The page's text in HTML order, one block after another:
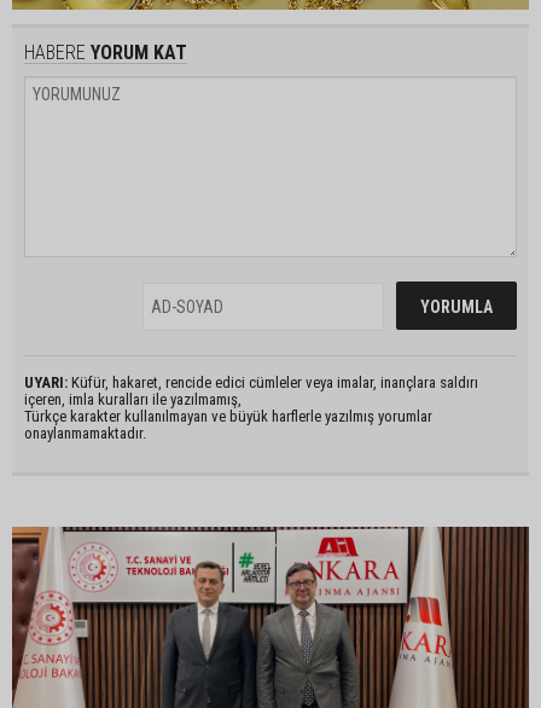
HABERE YORUM KAT
UYARI: Küfür, hakaret, rencide edici cümleler veya imalar, inançlara saldırı
içeren, imla kuralları ile yazılmamış,
Türkçe karakter kullanılmayan ve büyük harflerle yazılmış yorumlar
onaylanmamaktadır.